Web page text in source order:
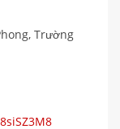
Trường